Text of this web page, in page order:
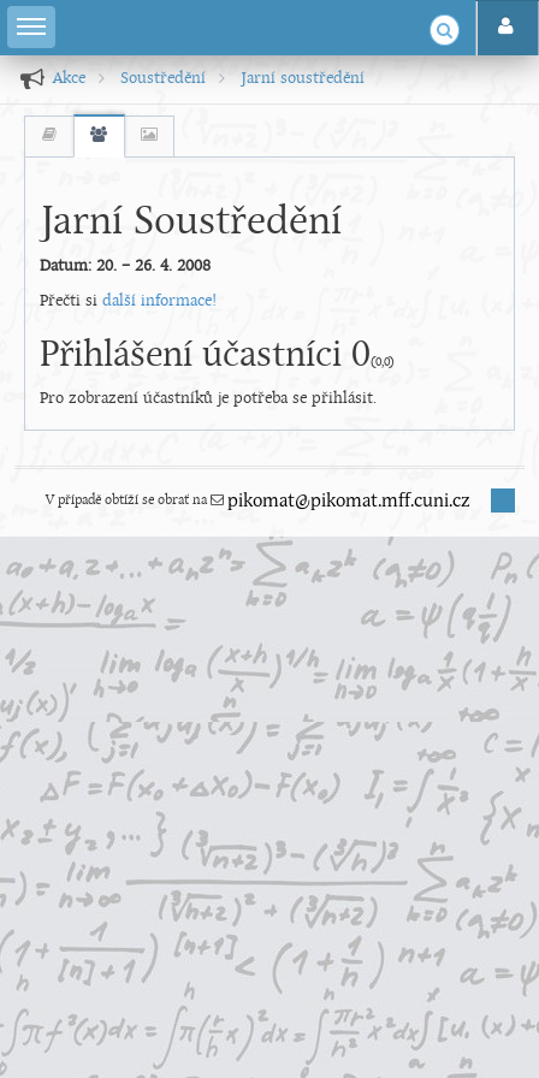
Akce Soustředění Jarní soustředění
Jarní Soustředění
Datum: 20. – 26. 4. 2008
Přečti si další informace!
Přihlášení účastníci 0(0,0)
Pro zobrazení účastníků je potřeba se přihlásit.
V případě obtíží se obrať na